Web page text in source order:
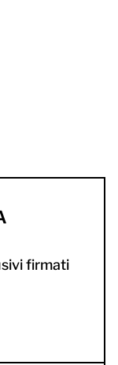
firmati